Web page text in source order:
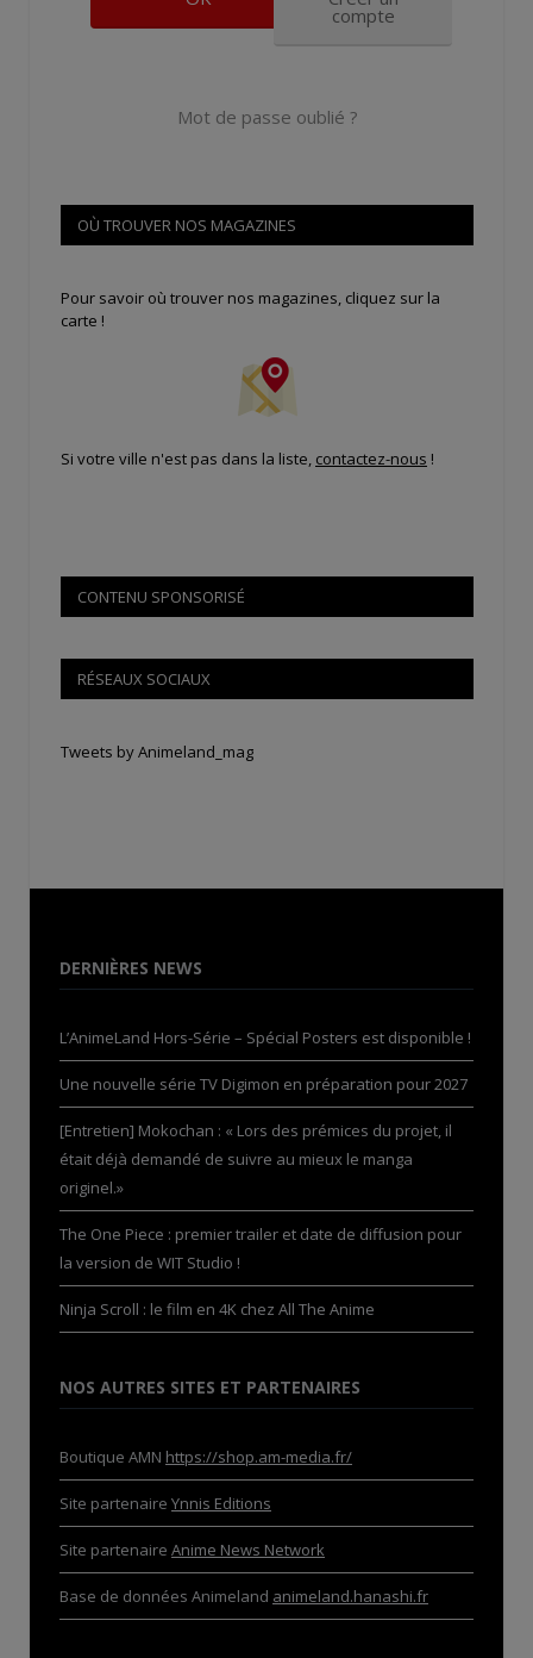
compte
Mot de passe oublié ?
OÙ TROUVER NOS MAGAZINES
Pour savoir où trouver nos magazines, cliquez sur la
carte !
Si votre ville n'est pas dans la liste, contactez-nous !
CONTENU SPONSORISÉ
RÉSEAUX SOCIAUX
Tweets by Animeland_mag
DERNIÈRES NEWS
L’AnimeLand Hors-Série – Spécial Posters est disponible !
Une nouvelle série TV Digimon en préparation pour 2027
[Entretien] Mokochan : « Lors des prémices du projet, il
était déjà demandé de suivre au mieux le manga
originel.»
The One Piece : premier trailer et date de diffusion pour
la version de WIT Studio !
Ninja Scroll : le film en 4K chez All The Anime
NOS AUTRES SITES ET PARTENAIRES
Boutique AMN https://shop.am-media.fr/
Site partenaire Ynnis Editions
Site partenaire Anime News Network
Base de données Animeland animeland.hanashi.fr